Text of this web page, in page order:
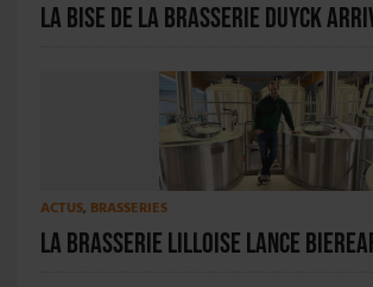
La Bise de la Brasserie Duyck
ACTUS, BRASSERIES
La Brasserie Lilloise lance